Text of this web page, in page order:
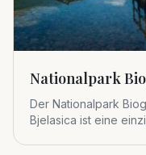
Nationalpark
Der Nationalpark
Bjelasica ist eine